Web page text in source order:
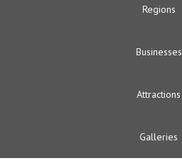
Regions
Businesses
Attractions
Galleries